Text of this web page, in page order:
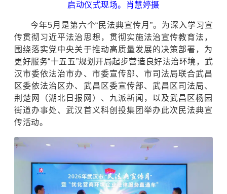
启动仪式现场。肖慧婷摄
今年5月是第六个“民法典宣传月”。为深入学习宣
传贯彻习近平法治思想，贯彻实施法治宣传教育法，
围绕落实党中央关于推动高质量发展的决策部署，为
更好服务“十五五”规划开局起步营造良好法治环境，武
汉市委依法治市办、市委宣传部、市司法局联合武昌
区委依法治区办、武昌区委宣传部、武昌区司法局、
荆楚网（湖北日报网）、九派新闻，以及武昌区杨园
街道办事处、武汉首义科创投集团举办此次民法典宣
传活动。